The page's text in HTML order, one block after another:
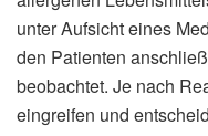
unter Aufsicht eines
den Patienten
beobachtet. Je nach
eingreifen und